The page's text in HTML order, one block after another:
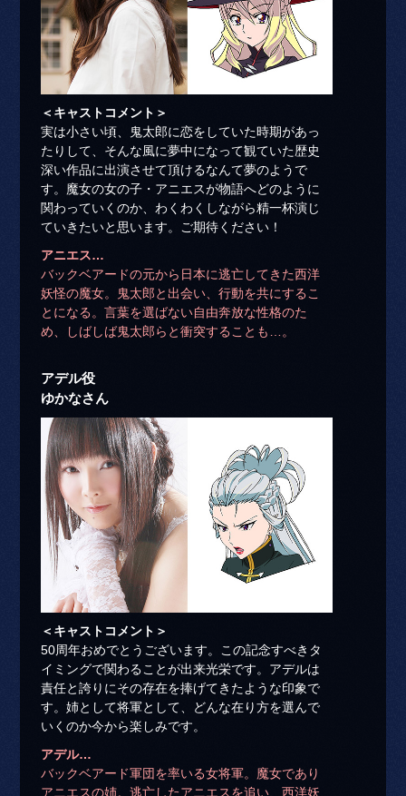
＜キャストコメント＞
実は小さい頃、鬼太郎に恋をしていた時期があっ
たりして、そんな風に夢中になって観ていた歴史
深い作品に出演させて頂けるなんて夢のようで
す。魔女の女の子・アニエスが物語へどのように
関わっていくのか、わくわくしながら精一杯演じ
ていきたいと思います。ご期待ください！
アニエス…
バックベアードの元から日本に逃亡してきた西洋
妖怪の魔女。鬼太郎と出会い、行動を共にするこ
とになる。言葉を選ばない自由奔放な性格のた
め、しばしば鬼太郎らと衝突することも…。
アデル役
ゆかなさん
＜キャストコメント＞
50周年おめでとうございます。この記念すべきタ
イミングで関わることが出来光栄です。アデルは
責任と誇りにその存在を捧げてきたような印象で
す。姉として将軍として、どんな在り方を選んで
いくのか今から楽しみです。
アデル…
バックベアード軍団を率いる女将軍。魔女であり
アニエスの姉。逃亡したアニエスを追い、西洋妖